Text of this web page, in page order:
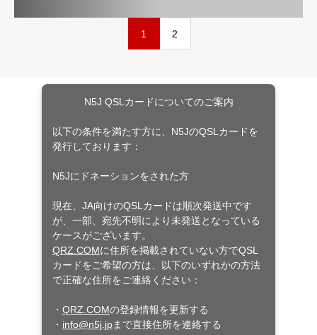
1 2
N5J QSLカードについてのご案内
以下の条件を満たす方に、N5JのQSLカードを
発行しております：
N5Jにドネーションをされた方
現在、JA向けのQSLカードは順次発送中です
が、一部、宛先不明により未発送となっている
ケースがございます。
QRZ.COMに住所を掲載されていない方でQSL
カードをご希望の方は、以下のいずれかの方法
で正確な住所をご連絡ください：
・ QRZ.COMの登録情報を更新する
・ info@n5j.jpまで直接住所を連絡する